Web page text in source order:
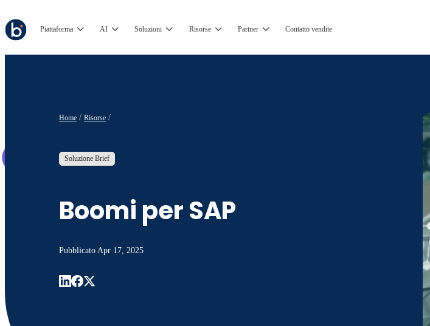
Piattaforma AI Soluzioni Risorse Partner Contatto vendite
Home Risorse
Soluzione Brief
Boomi per SAP
Pubblicato Apr 17, 2025